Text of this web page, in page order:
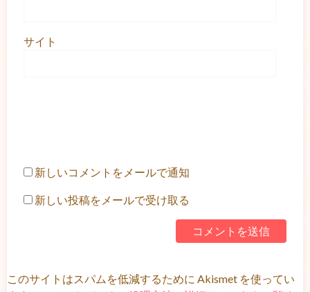
サイト
新しいコメントをメールで通知
新しい投稿をメールで受け取る
このサイトはスパムを低減するために Akismet を使ってい